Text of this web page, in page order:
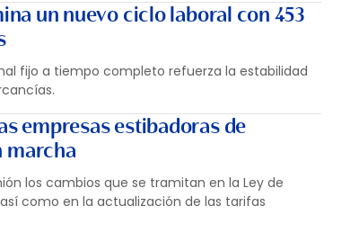
un nuevo ciclo laboral con 453
fijo a tiempo completo refuerza la estabilidad
empresas estibadoras de
marcha
los cambios que se tramitan en la Ley de
como en la actualización de las tarifas